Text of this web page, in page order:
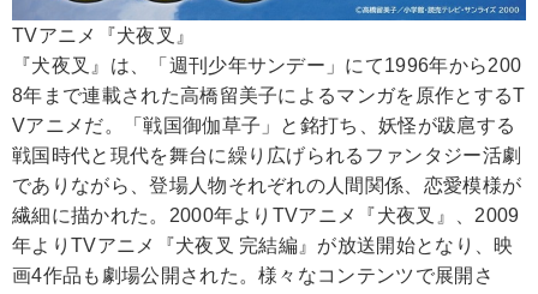
TVアニメ『犬夜叉』
『犬夜叉』は、「週刊少年サンデー」にて1996年から200
8年まで連載された高橋留美子によるマンガを原作とするT
Vアニメだ。「戦国御伽草子」と銘打ち、妖怪が跋扈する
戦国時代と現代を舞台に繰り広げられるファンタジー活劇
でありながら、登場人物それぞれの人間関係、恋愛模様が
繊細に描かれた。2000年よりTVアニメ『犬夜叉』、2009
年よりTVアニメ『犬夜叉 完結編』が放送開始となり、映
画4作品も劇場公開された。様々なコンテンツで展開さ